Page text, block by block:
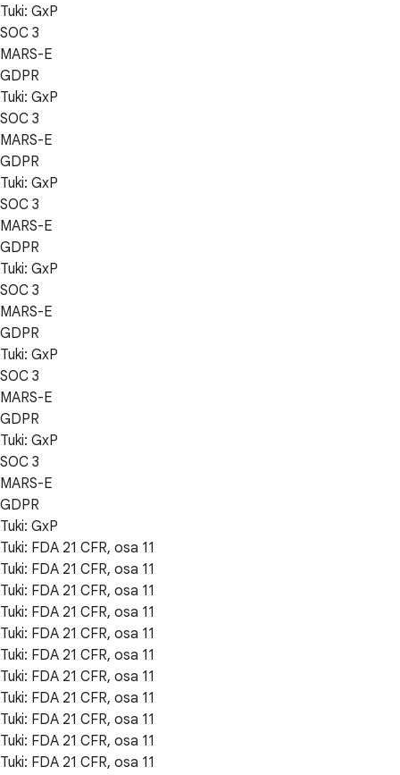
Tuki: GxP
SOC 3
MARS-E
GDPR
Tuki: GxP
SOC 3
MARS-E
GDPR
Tuki: GxP
SOC 3
MARS-E
GDPR
Tuki: GxP
SOC 3
MARS-E
GDPR
Tuki: GxP
SOC 3
MARS-E
GDPR
Tuki: GxP
SOC 3
MARS-E
GDPR
Tuki: GxP
Tuki: FDA 21 CFR, osa 11
Tuki: FDA 21 CFR, osa 11
Tuki: FDA 21 CFR, osa 11
Tuki: FDA 21 CFR, osa 11
Tuki: FDA 21 CFR, osa 11
Tuki: FDA 21 CFR, osa 11
Tuki: FDA 21 CFR, osa 11
Tuki: FDA 21 CFR, osa 11
Tuki: FDA 21 CFR, osa 11
Tuki: FDA 21 CFR, osa 11
Tuki: FDA 21 CFR, osa 11